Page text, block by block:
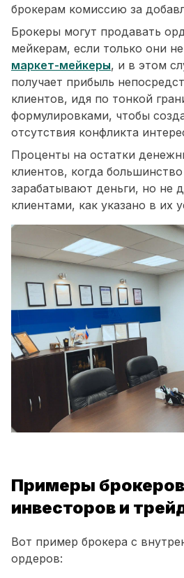
брокерам комиссию за
Брокеры могут продавать
мейкерам, если только они
маркет-мейкеры, и в этом
получает прибыль
клиентов, идя по тонкой
формулировками, чтобы
отсутствия конфликта
Проценты на остатки
клиентов, когда
зарабатывают деньги, но не
клиентами, как указано в их
Примеры
инвесторов и
Вот пример брокера с
ордеров: